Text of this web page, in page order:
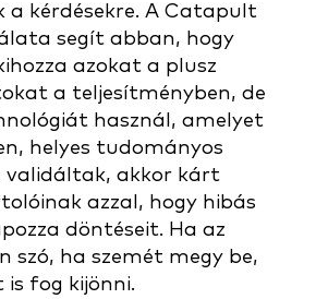
a kérdésekre. A Catapult
segít abban, hogy
azokat a plusz
a teljesítményben, de
használ, amelyet
helyes tudományos
validáltak, akkor kárt
azzal, hogy hibás
döntéseit. Ha az
szó, ha szemét megy be,
is fog kijönni.